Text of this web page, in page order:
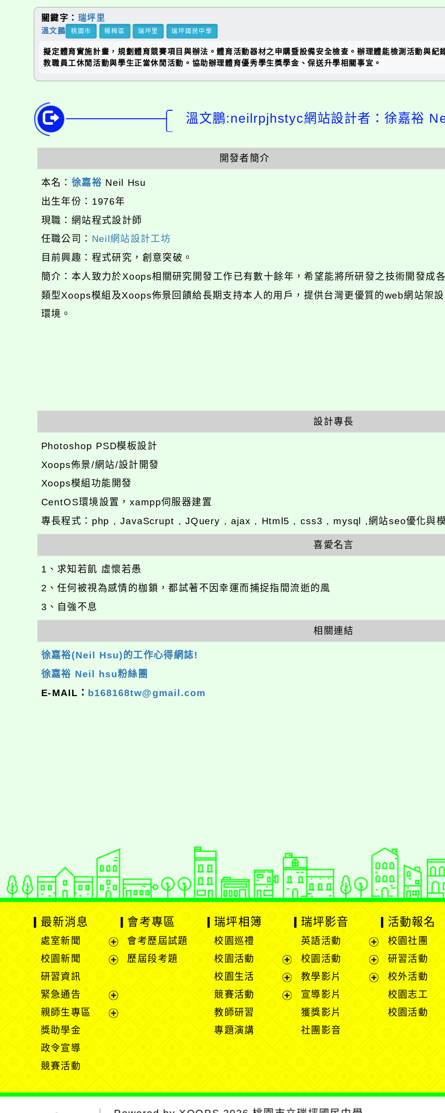
關鍵字： 瑞坪里
溫文鵬 桃園市 楊梅區 瑞坪里 瑞坪國民中學
擬定體育實施計畫，規劃體育競賽項目與辦法。體育活動器材之申購暨設備安全檢查。辦理體能檢測活動與
教職員工休閒活動與學生正當休閒活動。協助辦理體育優秀學生獎學金、保送升學相關事宜。
溫文鵬:neilrpjhstyc網站設計者：徐嘉裕
開發者簡介
本名： 徐嘉裕 Neil Hsu
出生年份：1976年
現職：網站程式設計師
任職公司： Neil網站設計工坊
目前興趣：程式研究，創意突破。
簡介：本人致力於Xoops相關研究開發工作已有數十餘年，希望能將所研發之技術開發成
類型Xoops模組及Xoops佈景回饋給長期支持本人的用戶，提供台灣更優質的web網站架設
環境。
設計專長
Photoshop PSD模板設計
Xoops佈景/網站/設計開發
Xoops模組功能開發
CentOS環境設置，xampp伺服器建置
專長程式：php , JavaScrupt , JQuery , ajax , Html5 , css3 , mysql ,網站seo優化與
喜愛名言
1、求知若飢 虛懷若愚
2、任何被視為感情的枷鎖，都試著不因幸運而捕捉指間流逝的風
3、自強不息
相關連結
徐嘉裕(Neil Hsu)的工作心得網誌!
徐嘉裕 Neil hsu粉絲團
E-MAIL： b168168tw@gmail.com
網站設計：Neil網站設計工坊
Xoops網站設計者：
最新消息
處室新聞
展
單
校園新聞
選
單
研習資訊
緊急通告
展
開
親師生專區
獎助學金
政令宣導
競賽活動
會考專區
會考歷屆試題
歷屆段考題
瑞坪相簿
校園巡禮
校園活動
展
開
選
校園生活
展
開
競賽活動
教師研習
專題演講
瑞坪影音
英語活動
展
選
校園活動
展
開
教學影片
宣導影片
獲獎影片
社團影音
活動報名
校園社團
研習活動
校外活動
校園志工
校園活動